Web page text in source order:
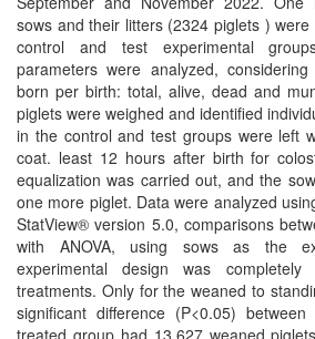
sows and their litters (2324 piglets )
control and test experimental
parameters were analyzed,
born per birth: total, alive, dead and
piglets were weighed and identified
in the control and test groups were left
coat. least 12 hours after birth for
equalization was carried out, and the
one more piglet. Data were analyzed
StatView® version 5.0, comparisons
with ANOVA, using sows as the
experimental design was
treatments. Only for the weaned to
significant difference (P<0.05)
treated group had 13.627 weaned